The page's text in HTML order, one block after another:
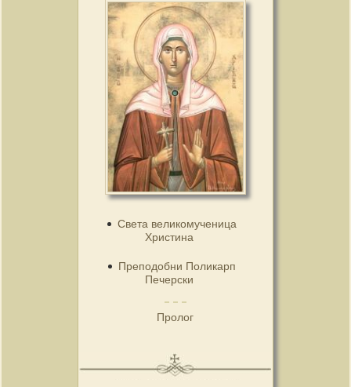
Света великомученица
Христина
Преподобни Поликарп
Печерски
Пролог